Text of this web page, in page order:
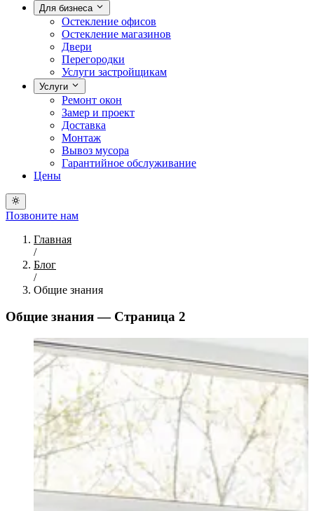
Для бизнеса
Остекление офисов
Остекление магазинов
Двери
Перегородки
Услуги застройщикам
Услуги
Ремонт окон
Замер и проект
Доставка
Монтаж
Вывоз мусора
Гарантийное обслуживание
Цены
Позвоните нам
Главная
/
Блог
/
Общие знания
Общие знания — Страница 2